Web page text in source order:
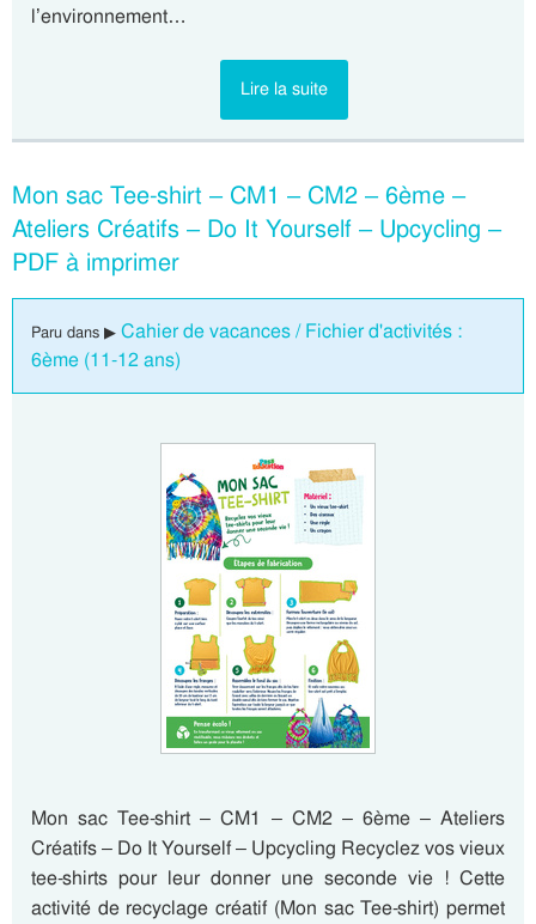
l’environnement…
Lire la suite
Mon sac Tee-shirt – CM1 – CM2 – 6ème –
Ateliers Créatifs – Do It Yourself – Upcycling –
PDF à imprimer
Paru dans ▶ Cahier de vacances / Fichier d'activités :
6ème (11-12 ans)
Mon sac Tee-shirt – CM1 – CM2 – 6ème – Ateliers
Créatifs – Do It Yourself – Upcycling Recyclez vos vieux
tee-shirts pour leur donner une seconde vie ! Cette
activité de recyclage créatif (Mon sac Tee-shirt) permet